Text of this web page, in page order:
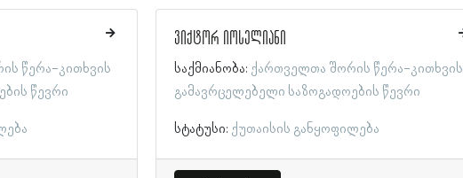
წერა-კითხვის
წევრი
ვიქტორ იოსელიანი
საქმიანობა: ქართველთა შორის წერა-კითხვის
გამავრცელებელი საზოგადოების წევრი
სტატუსი: ქუთაისის განყოფილება